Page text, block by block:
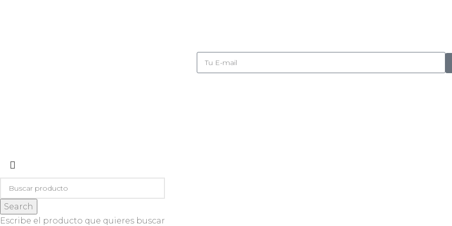
Search
Escribe el producto que quieres buscar